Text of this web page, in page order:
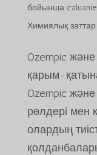
бойынша
Химиялық заттар
Ozempic
қарым-
Ozempic
рөлдері мен
олардың